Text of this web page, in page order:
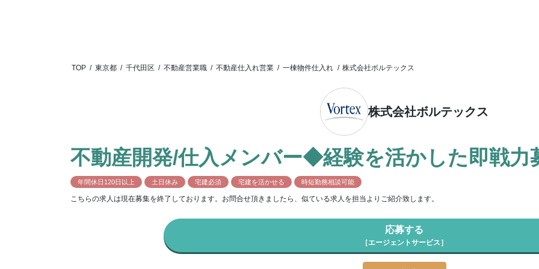
TOP / 東京都 / 千代田区 / 不動産営業職 / 不動産仕入れ営業 / 一棟物件仕入れ / 株式会社ボルテックス
株式会社ボルテックス
不動産開発/仕入メンバー◆経験を活かした即戦
年間休日120日以上 土日休み 宅建必須 宅建を活かせる 時短勤務相談可能
こちらの求人は現在募集を終了しております。お問合せ頂きましたら、似ている求人を担当よりご紹介致します。
応募する
［エージェントサービス］